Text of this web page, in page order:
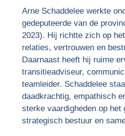
Arne Schaddelee werkte
gedeputeerde van de
2023). Hij richtte zich op
relaties, vertrouwen en
Daarnaast heeft hij ruime
transitieadviseur,
teamleider. Schaddelee
daadkrachtig, empathisch
sterke vaardigheden op het
strategisch bestuur en